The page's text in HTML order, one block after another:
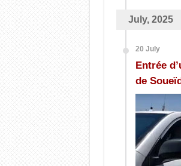
July, 2025
20 July
Entrée
de